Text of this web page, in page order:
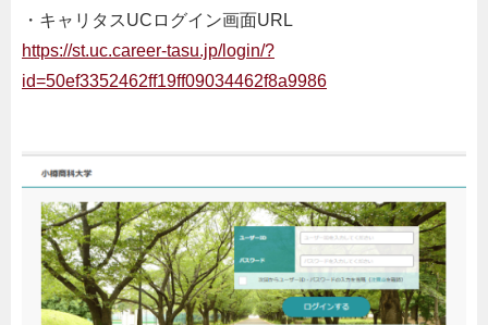
・キャリタスUCログイン画面URL
https://st.uc.career-tasu.jp/login/?
id=50ef3352462ff19ff09034462f8a9986